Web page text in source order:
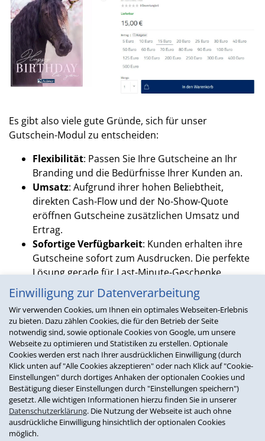
Einwilligung zur Datenverarbeitung
Wir verwenden Cookies, um Ihnen ein optimales Webseiten-Erlebnis
zu bieten. Dazu zählen Cookies, die für den Betrieb der Seite
notwendig sind, sowie optionale Cookies von Google, um unsere
Webseite zu optimieren und Statistiken zu erstellen. Optionale
Cookies werden erst nach Ihrer ausdrücklichen Einwilligung (durch
Klick unten auf "Alle Cookies akzeptieren" oder nach Klick auf "Cookie-
Einstellungen" durch dortiges Anhaken der optionalen Cookies und
Bestätigung dieser Einstellungen durch "Einstellungen speichern")
gesetzt. Alle wichtigen Informationen hierzu finden Sie in unserer
Datenschutzerklärung. Die Nutzung der Webseite ist auch ohne
ausdrückliche Einwilligung hinsichtlich der optionalen Cookies
möglich.
Es gibt also viele gute Gründe, sich für unser
Gutschein-Modul zu entscheiden:
Flexibilität: Passen Sie Ihre Gutscheine an Ihr
Branding und die Bedürfnisse Ihrer Kunden an.
Umsatz: Aufgrund ihrer hohen Beliebtheit,
direkten Cash-Flow und der No-Show-Quote
eröffnen Gutscheine zusätzlichen Umsatz und
Ertrag.
Sofortige Verfügbarkeit: Kunden erhalten ihre
Gutscheine sofort zum Ausdrucken. Die perfekte
Lösung gerade für Last-Minute-Geschenke.
Steigerung der Kundenbindung
weitere attraktive Kauf-Option an und stellen Sie
so sicher, dass Kunden gerne wiederkommen.
2024 Kickstart: Modul bestellen, Schulung gratis
erhalten!
Starten Sie optimal ins Jahr 2024 mit unserer
exklusiven Sonderaktion! Bei Beauftragung unseres
Moduls bis zum 31.03.2024 erhalten Sie die Schulung
(ca. 2 Personenstunden) als Geschenk dazu. Nutzen Sie
zur Beauftragung einfach unsere